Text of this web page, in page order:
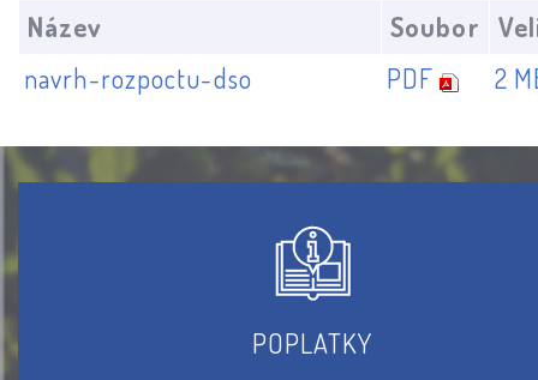
Název Soubor
navrh-rozpoctu-dso
PDF 2
POPLATKY